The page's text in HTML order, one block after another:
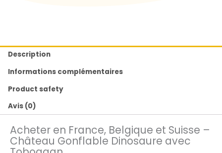
Description
Informations complémentaires
Product safety
Avis (0)
Acheter en France, Belgique et Suisse –
Château Gonflable Dinosaure avec